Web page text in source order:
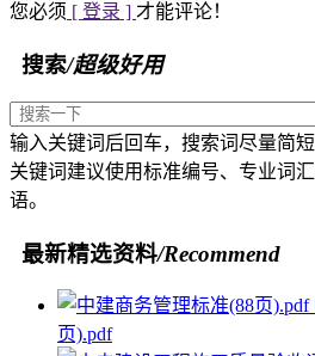
您必须 [ 登录 ] 才能评论！
搜索/超级好用
输入关键词后回车，搜索词尽量简短
关键词建议使用标准编号、专业词
语。
最新精选资料/Recommend
页).pdf